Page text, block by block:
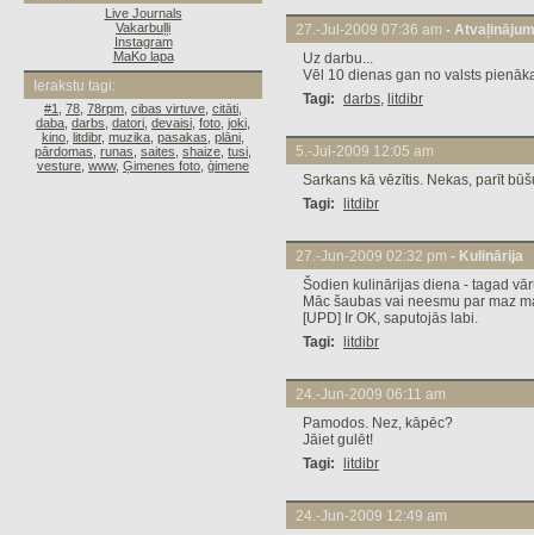
Live Journals
Vakarbuļļi
Instagram
MaKo lapa
Ierakstu tagi:
#1 78 78rpm cibas virtuve citāti
daba darbs datori devaisi foto joki
kino litdibr, muzika pasakas plāni
pārdomas runas saites shaize tusi
vesture www, Ģimenes foto ģimene
27.-Jul-2009 07:36 am -
Uz darbu...
Vēl 10 dienas gan no valsts
Tagi: darbs, litdibr
5.-Jul-2009 12:05 am
Sarkans kā vēzītis. Nekas, parīt
Tagi:
litdibr
27.-Jun-2009 02:32 pm - Kulinārija
Šodien kulinārijas diena - tagad
Māc šaubas vai neesmu par maz
[UPD] Ir OK, saputojās labi.
Tagi:
litdibr
24.-Jun-2009 06:11 am
Pamodos. Nez, kāpēc?
Jāiet gulēt!
Tagi:
litdibr
24.-Jun-2009 12:49 am